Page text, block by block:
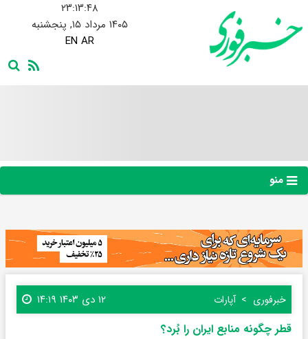
۲۳:۱۳:۴۹
۱۴۰۵ مرداد ۱۵, پنجشنبه
EN AR
منو
خبرفوری آپارات ۱۲ دی ۱۴۰۳ ۱۴:۱۹
قطر چگونه منابع ایران را بُرد؟